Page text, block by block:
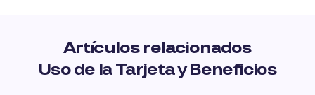
Artículos relacionados
Uso de la Tarjeta y Beneficios